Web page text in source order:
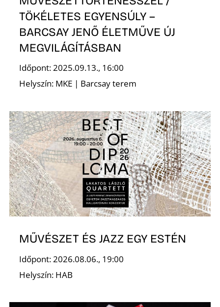
TÖKÉLETES EGYENSÚLY –
BARCSAY JENŐ ÉLETMŰVE ÚJ
MEGVILÁGÍTÁSBAN
Időpont: 2025.09.13., 16:00
Helyszín: MKE | Barcsay terem
MŰVÉSZET ÉS JAZZ EGY ESTÉN
Időpont: 2026.08.06., 19:00
Helyszín: HAB